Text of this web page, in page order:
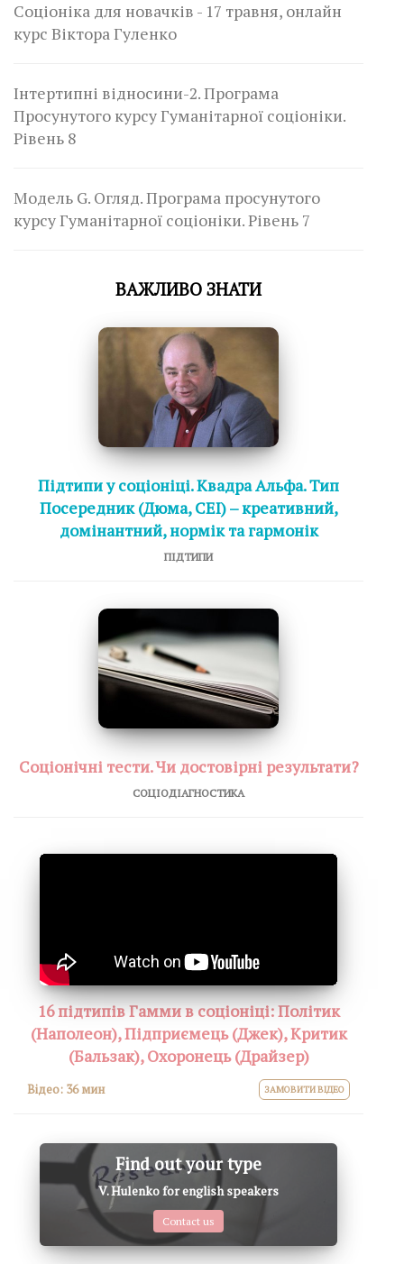
Соціоніка для новачків - 17 травня, онлайн
курс Віктора Гуленко
Інтертипні відносини-2. Програма
Просунутого курсу Гуманітарної соціоніки.
Рівень 8
Модель G. Огляд. Програма просунутого
курсу Гуманітарної соціоніки. Рівень 7
ВАЖЛИВО ЗНАТИ
Підтипи у соціоніці. Квадра Альфа. Тип
Посередник (Дюма, СЕІ) – креативний,
домінантний, нормік та гармонік
ПІДТИПИ
Соціонічні тести. Чи достовірні результати?
СОЦІОДІАГНОСТИКА
16 підтипів Гамми в соціоніці: Політик
(Наполеон), Підприємець (Джек), Критик
(Бальзак), Охоронець (Драйзер)
ЗАМОВИТИ ВІДЕО
Відео: 36 мин
Find out your type
V. Hulenko for english speakers
Contact us